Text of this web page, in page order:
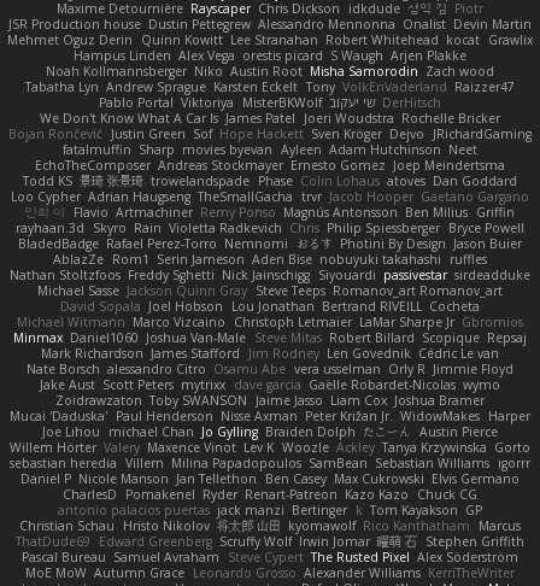
Maxime Detournière Rayscaper Chris Dickson idkdude 성익 김 Piotr
JSR Production house Dustin Pettegrew Alessandro Mennonna Onalist Devin Martin
Mehmet Oguz Derin
Quinn Kowitt Lee Stranahan Robert Whitehead kocat Grawlix
Hampus Linden Alex Vega orestis picard S Waugh Arjen Plakke
Noah Kollmannsberger Niko Austin Root Misha Samorodin Zach wood
Tabatha Lyn Andrew Sprague Karsten Eckelt Tony VolkEnVaderland Raizzer47
Pablo Portal Viktoriya MisterBKWolf שי יעקוב DerHitsch
We Don't Know What A Car Is James Patel Joeri Woudstra Rochelle Bricker
Bojan Rončević Justin Green Sof Hope Hackett Sven Kröger Dejvo
JRichardGaming
fatalmuffin Sharp movies byevan Ayleen Adam Hutchinson Neet
EchoTheComposer Andreas Stockmayer Ernesto Gomez Joep Meindertsma
Todd KS 景琦 张景琦 trowelandspade Phase Colin Lohaus atoves Dan Goddard
Loo Cypher Adrian Haugseng TheSmallGacha trvr Jacob Hooper Gaetano Gargano
민희 이
Flavio Artmachiner Remy Ponso Magnús Antonsson Ben Milius Griffin
rayhaan.3d
Skyro Rain Violetta Radkevich Chris Philip Spiessberger Bryce Powell
BladedBadge Rafael Perez-Torro Nemnomi おるす Photini By Design Jason Buier
AblazZe Rom1 Serin Jameson Aden Bise nobuyuki takahashi
ruffles
Nathan Stoltzfoos Freddy Sghetti Nick Jainschigg Siyouardi passivestar sirdeadduke
Michael Sasse Jackson Quinn Gray Steve Teeps Romanov_art Romanov_art
David Sopala Joel Hobson Lou Jonathan Bertrand RIVEILL Cocheta
Michael Witmann Marco Vizcaino Christoph Letmaier LaMar Sharpe Jr Gbromios
Minmax Daniel1060 Joshua Van-Male Steve Mitas Robert Billard Scopique Repsaj
Mark Richardson James Stafford Jim Rodney Len Govednik Cédric Le van
Nate Borsch alessandro Citro Osamu Abe vera usselman Orly R Jimmie Floyd
Jake Aust Scott Peters mytrixx dave garcia Gaëlle Robardet-Nicolas wymo
Zoidrawzaton Toby SWANSON Jaime Jasso Liam Cox Joshua Bramer
Mucai 'Daduska' Paul Henderson Nisse Axman Peter Križan Jr. WidowMakes Harper
Joe Lihou
michael Chan Jo Gylling Braiden Dolph たこーん Austin Pierce
Willem Hörter Valery Maxence Vinot Lev K Woozle Ackley Tanya Krzywinska Gorto
sebastian heredia Villem Milina Papadopoulos SamBean Sebastian Williams igorrr
Daniel P Nicole Manson Jan Tellethon Ben Casey Max Cukrowski Elvis Germano
CharlesD
Pomakenel Ryder Renart-Patreon Kazo Kazo
Chuck CG
antonio palacios puertas jack manzi Bertinger k Tom Kayakson GP
Christian Schau
Hristo Nikolov 将太郎 山田 kyomawolf Rico Kanthatham
Marcus
ThatDude69
Edward Greenberg Scruffy Wolf Irwin Jomar 曜萌 石 Stephen Griffith
Pascal Bureau Samuel Avraham Steve Cypert The Rusted Pixel Alex Söderström
MoE MoW Autumn Grace Leonardo Grosso Alexander Williams KerriTheWriter